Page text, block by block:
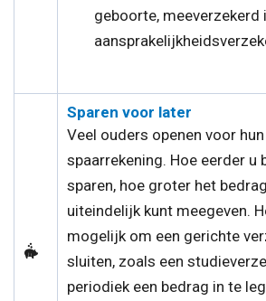
geboorte, meeverzekerd
Sparen voor later
Veel ouders openen voor
spaarrekening. Hoe eerder u
sparen, hoe groter het
uiteindelijk kunt meegeven.
mogelijk om een gerichte
sluiten, zoals een
periodiek een bedrag in te